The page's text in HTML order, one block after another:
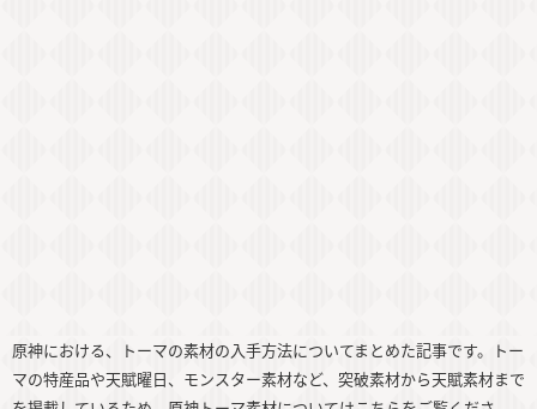
原神における、トーマの素材の入手方法についてまとめた記事です。トー
マの特産品や天賦曜日、モンスター素材など、突破素材から天賦素材まで